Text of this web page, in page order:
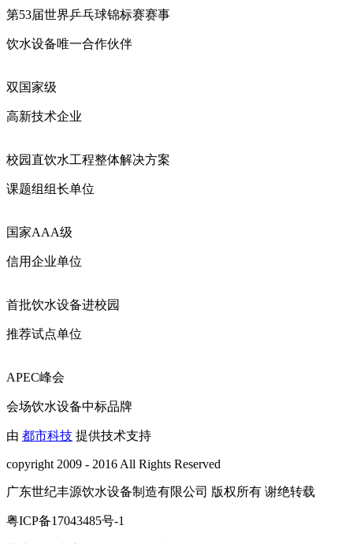
第53届世界乒乓球锦标赛赛事
饮水设备唯一合作伙伴
双国家级
高新技术企业
校园直饮水工程整体解决方案
课题组组长单位
国家AAA级
信用企业单位
首批饮水设备进校园
推荐试点单位
APEC峰会
会场饮水设备中标品牌
由 都市科技 提供技术支持
copyright 2009 - 2016 All Rights Reserved
广东世纪丰源饮水设备制造有限公司 版权所有 谢绝转载
粤ICP备17043485号-1